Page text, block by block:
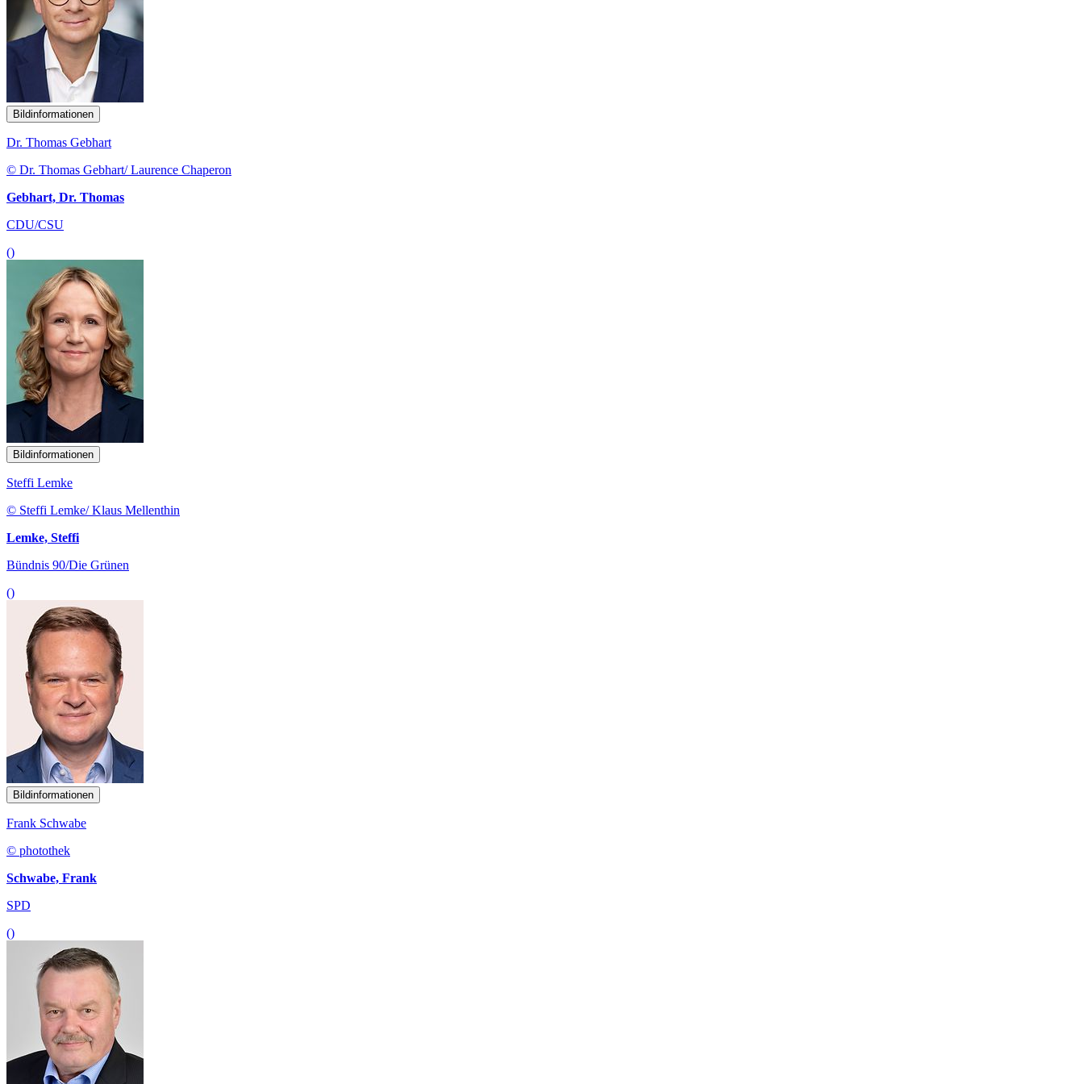
Bildinformationen
Dr. Thomas Gebhart
© Dr. Thomas Gebhart/ Laurence Chaperon
Gebhart, Dr. Thomas
CDU/CSU
()
Bildinformationen
Steffi Lemke
© Steffi Lemke/ Klaus Mellenthin
Lemke, Steffi
Bündnis 90/Die Grünen
()
Bildinformationen
Frank Schwabe
© photothek
Schwabe, Frank
SPD
()